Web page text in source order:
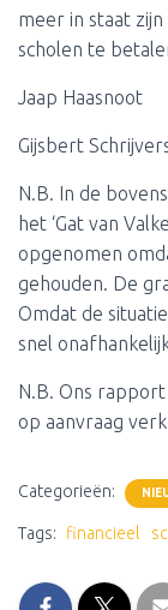
meer in staat
scholen te
Jaap Haasnoot
Gijsbert
N.B. In de
het ‘Gat van
opgenomen
gehouden. De
Omdat de
snel
N.B. Ons rapport
op aanvraag
Categorieën:
Tags: financieel